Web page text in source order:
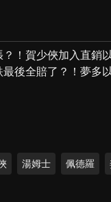
！賀少俠加入直銷
後全賠了？！夢多
湯姆士 佩德羅